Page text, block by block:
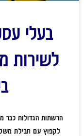
בעלי
לשירות
הרשתות הגדולות כבר
לקפוץ עם חבילת